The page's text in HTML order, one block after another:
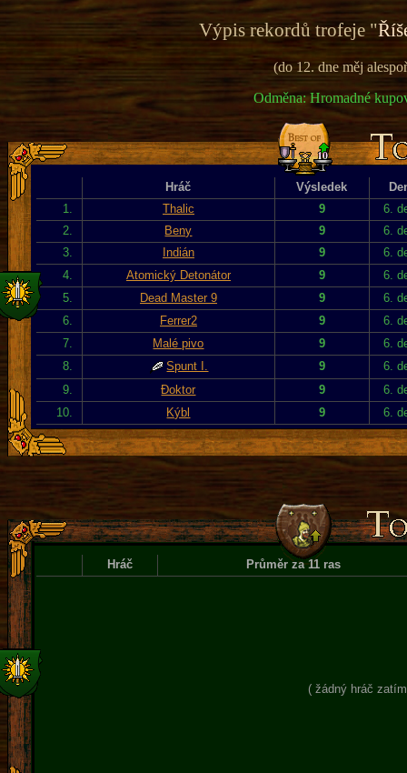
Výpis rekordů trofeje "
(do 12. dne měj
Odměna: Hromadné
Hráč Výsledek
1.
Thalic 9
6.
2.
Beny 9
6.
3.
Indián 9
6.
4.
Atomický Detonátor 9
6.
5.
Dead Master 9 9
6.
6.
Ferrer2 9
6.
7.
Malé pivo 9
6.
8.
Spunt I. 9
6.
9.
Đoktor 9
6.
10.
Kýbl 9 6.
Hráč Průměr za 11 ras
( žádný hráč